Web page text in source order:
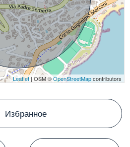
Leaflet| OSM ©OpenStreetMapcontributors
Избранное